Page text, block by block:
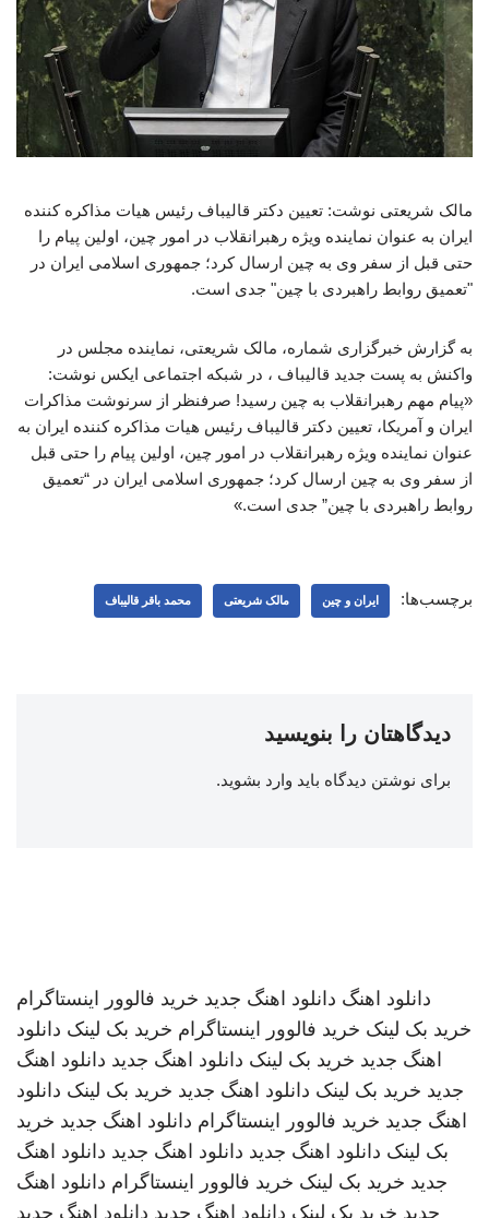
مالک شریعتی نوشت: تعیین دکتر قالیباف رئیس هیات مذاکره کننده
ایران به عنوان نماینده ویژه رهبرانقلاب در امور چین، اولین پیام را
حتی قبل از سفر وی به چین ارسال کرد؛ جمهوری اسلامی ایران در
"تعمیق روابط راهبردی با چین" جدی است.
به گزارش خبرگزاری شماره، مالک شریعتی، نماینده مجلس در
واکنش به پست جدید قالیباف ، در شبکه اجتماعی ایکس نوشت:
«پیام مهم رهبرانقلاب به چین رسید! صرفنظر از سرنوشت مذاکرات
ایران و آمریکا، تعیین دکتر قالیباف رئیس هیات مذاکره کننده ایران به
عنوان نماینده ویژه رهبرانقلاب در امور چین، اولین پیام را حتی قبل
از سفر وی به چین ارسال کرد؛ جمهوری اسلامی ایران در “تعمیق
روابط راهبردی با چین” جدی است.»
برچسب‌ها: ایران و چین مالک شریعتی محمد باقر قالیباف
دیدگاهتان را بنویسید
برای نوشتن دیدگاه باید وارد بشوید.
دانلود اهنگ دانلود اهنگ جدید خرید فالوور اینستاگرام
خرید بک لینک خرید فالوور اینستاگرام خرید بک لینک دانلود
اهنگ جدید خرید بک لینک دانلود اهنگ جدید دانلود اهنگ
جدید خرید بک لینک دانلود اهنگ جدید خرید بک لینک دانلود
اهنگ جدید خرید فالوور اینستاگرام دانلود اهنگ جدید خرید
بک لینک دانلود اهنگ جدید دانلود اهنگ جدید دانلود اهنگ
جدید خرید بک لینک خرید فالوور اینستاگرام دانلود اهنگ
جدید خرید بک لینک دانلود اهنگ جدید دانلود اهنگ جدید